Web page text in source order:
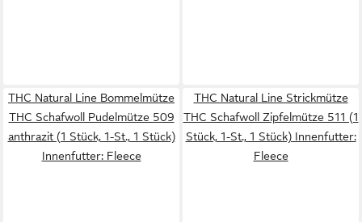
THC Natural Line Bommelmütze
THC Schafwoll Pudelmütze 509
anthrazit (1 Stück, 1-St., 1 Stück)
Innenfutter: Fleece
THC Natural Line Strickmütze
THC Schafwoll Zipfelmütze 511 (1
Stück, 1-St., 1 Stück) Innenfutter:
Fleece